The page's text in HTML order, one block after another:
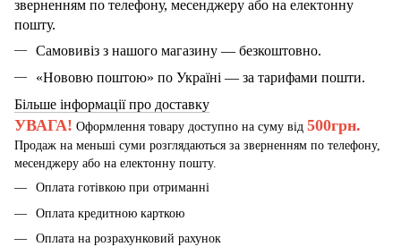
зверненням по телефону, месенджеру або на електонну
пошту.
Самовивіз з нашого магазину — безкоштовно.
«Нововю поштою» по Україні — за тарифами пошти.
Більше інформації про доставку
УВАГА! Оформлення товару доступно на суму від 500грн.
Продаж на меньші суми розглядаються за зверненням по телефону,
месенджеру або на електонну пошту.
Оплата готівкою при отриманні
Оплата кредитною карткою
Оплата на розрахунковий рахунок